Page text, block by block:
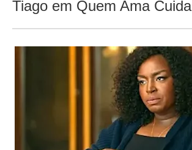
Tiago em Quem Ama Cuida